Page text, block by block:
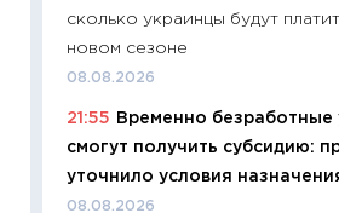
сколько украинцы будут
новом сезоне
08.08.2026
21:55
Временно безработные
смогут получить субсидию:
уточнило условия
08.08.2026